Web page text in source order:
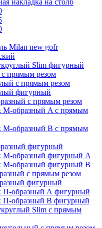
накладка на столб
Milan new gofr
Slim фигурный
прямым резом
с прямым резом
фигурный
с прямым резом
М-образный A с прямым
М-образный B с прямым
фигурный
М-образный фигурный A
М-образный фигурный B
с прямым резом
фигурный
П-образный А фигурный
П-образный В фигурный
Slim с прямым